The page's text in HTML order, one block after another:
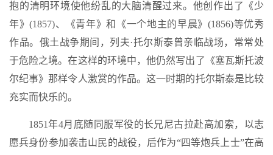
抱的清明环境使他纷乱的大脑清醒过来。他创作出了《少
年》(1857)、《青年》和《一个地主的早晨》(1856)等优秀
作品。俄土战争期间，列夫·托尔斯泰曾亲临战场，常常处
于危险之境。在这样的环境中，他仍然写出了《塞瓦斯托波
尔纪事》那样令人激赏的作品。这一时期的托尔斯泰是比较
充实而快乐的。
1851年4月底随同服军役的长兄尼古拉赴高加索，以志
愿兵身份参加袭击山民的战役，后作为“四等炮兵上士”在高